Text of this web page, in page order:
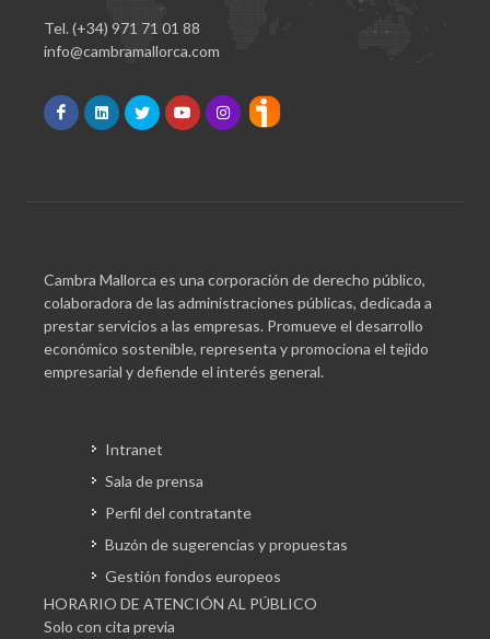
Tel. (+34) 971 71 01 88
info@cambramallorca.com
Cambra Mallorca es una corporación de derecho público,
colaboradora de las administraciones públicas, dedicada a
prestar servicios a las empresas. Promueve el desarrollo
económico sostenible, representa y promociona el tejido
empresarial y defiende el interés general.
Intranet
Sala de prensa
Perfil del contratante
Buzón de sugerencias y propuestas
Gestión fondos europeos
HORARIO DE ATENCIÓN AL PÚBLICO
Solo con cita previa